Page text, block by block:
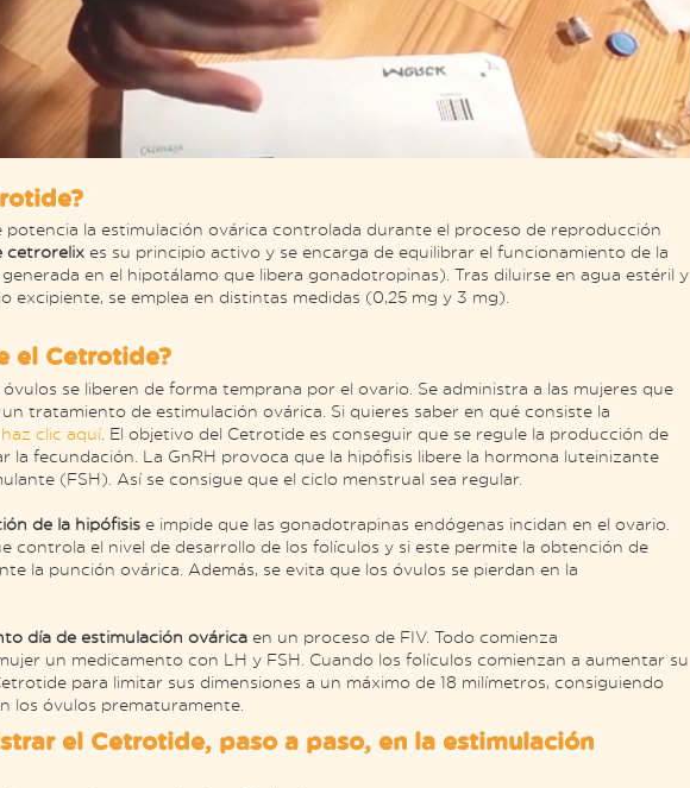
potencia la estimulación ovárica controlada durante el proceso de reproducción
cetrorelix es su principio activo y se encarga de equilibrar el funcionamiento de la
en el hipotálamo que libera gonadotropinas). Tras diluirse en agua estéril y
excipiente, se emplea en distintas medidas (0,25 mg y 3 mg).
el Cetrotide?
se liberen de forma temprana por el ovario. Se administra a las mujeres que
tratamiento de estimulación ovárica. Si quieres saber en qué consiste la
haz clic aquí. El objetivo del Cetrotide es conseguir que se regule la producción de
la fecundación. La GnRH provoca que la hipófisis libere la hormona luteinizante
(FSH). Así se consigue que el ciclo menstrual sea regular.
de la hipófisis e impide que las gonadotrapinas endógenas incidan en el ovario.
controla el nivel de desarrollo de los folículos y si este permite la obtención de
la punción ovárica. Además, se evita que los óvulos se pierdan en la
día de estimulación ovárica en un proceso de FIV. Todo comienza
un medicamento con LH y FSH. Cuando los folículos comienzan a aumentar su
para limitar sus dimensiones a un máximo de 18 milímetros, consiguiendo
los óvulos prematuramente.
el Cetrotide, paso a paso, en la estimulación